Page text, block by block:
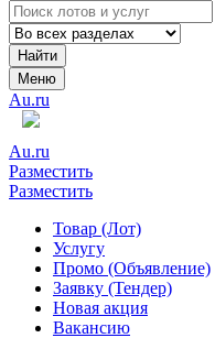
Найти
Меню
Au.ru
Au.ru
Разместить
Разместить
Товар (Лот)
Услугу
Промо (Объявление)
Заявку (Тендер)
Новая акция
Вакансию